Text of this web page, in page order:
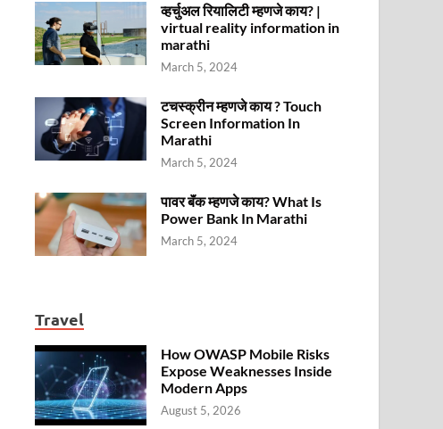
व्हर्चुअल रियालिटी म्हणजे काय? |
virtual reality information in
marathi
March 5, 2024
टचस्क्रीन म्हणजे काय ? Touch
Screen Information In
Marathi
March 5, 2024
पावर बॅंक म्हणजे काय? What Is
Power Bank In Marathi
March 5, 2024
Travel
How OWASP Mobile Risks
Expose Weaknesses Inside
Modern Apps
August 5, 2026